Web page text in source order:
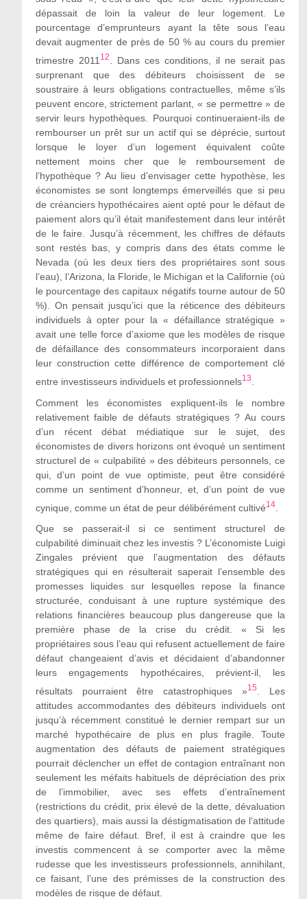
dépassait de loin la valeur de leur logement. Le
pourcentage d’emprunteurs ayant la tête sous l’eau
devait augmenter de près de 50 % au cours du premier
trimestre 2011 12
. Dans ces conditions, il ne serait pas
surprenant que des débiteurs choisissent de se
soustraire à leurs obligations contractuelles, même s’ils
peuvent encore, strictement parlant,« se permettre» de
servir leurs hypothèques. Pourquoi continueraient-ils de
rembourser un prêt sur un actif qui se déprécie, surtout
lorsque le loyer d’un logement équivalent coûte
nettement moins cher que le remboursement de
l’hypothèque ? Au lieu d’envisager cette hypothèse, les
économistes se sont longtemps émerveillés que si peu
de créanciers hypothécaires aient opté pour le défaut de
paiement alors qu’il était manifestement dans leur intérêt
de le faire. Jusqu’à récemment, les chiffres de défauts
sont restés bas, y compris dans des états comme le
Nevada (où les deux tiers des propriétaires sont sous
l’eau), l’Arizona, la Floride, le Michigan et la Californie (où
le pourcentage des capitaux négatifs tourne autour de 50
%). On pensait jusqu’ici que la réticence des débiteurs
individuels à opter pour la « défaillance stratégique »
avait une telle force d’axiome que les modèles de risque
de défaillance des consommateurs incorporaient dans
leur construction cette différence de comportement clé
entre investisseurs individuels et professionnels13
Comment les économistes expliquent-ils le nombre
relativement faible de défauts stratégiques ? Au cours
d’un récent débat médiatique sur le sujet, des
économistes de divers horizons ont évoqué un sentiment
structurel de « culpabilité »des débiteurs personnels, ce
qui, d’un point de vue optimiste, peut être considéré
comme un sentiment d’honneur, et, d’un point de vue
cynique, comme un état de peur délibérément cultivé14.
Que se passerait-il si ce sentiment structurel de
culpabilité diminuait chez les investis ? L’économiste Luigi
Zingales prévient que l’augmentation des défauts
stratégiques qui en résulterait saperait l’ensemble des
promesses liquides sur lesquelles repose la finance
structurée, conduisant à une rupture systémique des
relations financières beaucoup plus dangereuse que la
première phase de la crise du crédit. « Si les
propriétaires sous l’eau qui refusent actuellement de faire
défaut changeaient d’avis et décidaient d’abandonner
leurs engagements hypothécaires, prévient-il, les
résultats pourraient être catastrophiques »15
. Les
attitudes accommodantes des débiteurs individuels ont
jusqu’à récemment constitué le dernier rempart sur un
marché hypothécaire de plus en plus fragile. Toute
augmentation des défauts de paiement stratégiques
pourrait déclencher un effet de contagion entraînant non
seulement les méfaits habituels de dépréciation des prix
de l’immobilier, avec ses effets d’entraînement
(restrictions du crédit, prix élevé de la dette, dévaluation
des quartiers), mais aussi la déstigmatisation de l’attitude
même de faire défaut. Bref, il est à craindre que les
investis commencent à se comporter avec la même
rudesse que les investisseurs professionnels, annihilant,
ce faisant, l’une des prémisses de la construction des
modèles de risque de défaut.